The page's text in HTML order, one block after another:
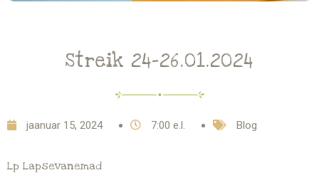
Streik 24-26.01.2024
jaanuar 15, 2024 7:00 e.l. Blog
Lp Lapsevanemad